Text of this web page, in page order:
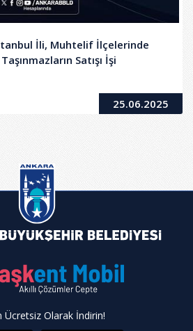
İli, Muhtelif İlçelerinde
Satışı İşi
25.06.2025
Ücretsiz Olarak İndirin!